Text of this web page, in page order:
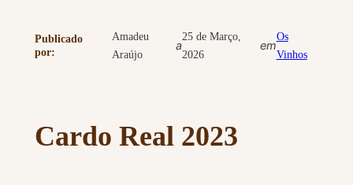
Publicado
por:
Amadeu
Araújo
a
25 de Março,
2026
em
Os
Vinhos
Cardo Real 2023